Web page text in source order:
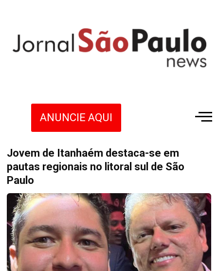
ANUNCIE AQUI
Jovem de Itanhaém destaca-se em
pautas regionais no litoral sul de São
Paulo